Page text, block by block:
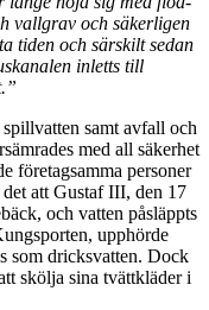
vallgrav och säkerligen
tiden och särskilt sedan
inletts till
samt avfall och
med all säkerhet
företagsamma personer
att Gustaf III, den 17
och vatten påsläppts
upphörde
som dricksvatten. Dock
skölja sina tvättkläder i